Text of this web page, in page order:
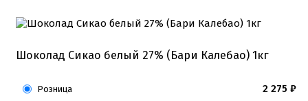
Шоколад Сикао белый 27% (Бари Калебао) 1кг
Розница 2 275 ₽